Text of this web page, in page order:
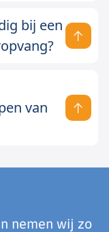
bij een
van
nemen wij zo